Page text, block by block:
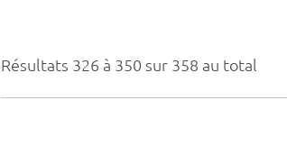
Résultats 326 à 350 sur 358 au total